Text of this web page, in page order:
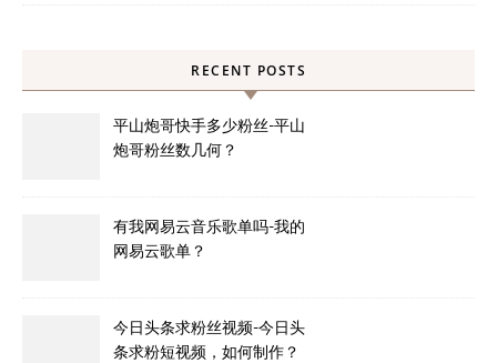
RECENT POSTS
平山炮哥快手多少粉丝-平山
炮哥粉丝数几何？
有我网易云音乐歌单吗-我的
网易云歌单？
今日头条求粉丝视频-今日头
条求粉短视频，如何制作？